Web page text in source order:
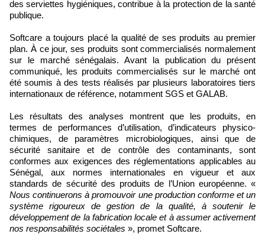
des serviettes hygiéniques, contribue à la protection de la santé
publique.
Softcare a toujours placé la qualité de ses produits au premier
plan. À ce jour, ses produits sont commercialisés normalement
sur le marché sénégalais. Avant la publication du présent
communiqué, les produits commercialisés sur le marché ont
été soumis à des tests réalisés par plusieurs laboratoires tiers
internationaux de référence, notamment SGS et GALAB.
Les résultats des analyses montrent que les produits, en
termes de performances d’utilisation, d’indicateurs physico-
chimiques, de paramètres microbiologiques, ainsi que de
sécurité sanitaire et de contrôle des contaminants, sont
conformes aux exigences des réglementations applicables au
Sénégal, aux normes internationales en vigueur et aux
standards de sécurité des produits de l’Union européenne. «
Nous continuerons à promouvoir une production conforme et un
système rigoureux de gestion de la qualité, à soutenir le
développement de la fabrication locale et à assumer activement
nos responsabilités sociétales », promet Softcare.